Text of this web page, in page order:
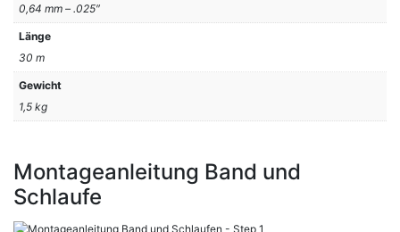
0,64 mm – .025″
Länge
30 m
Gewicht
1,5 kg
Montageanleitung Band und
Schlaufe